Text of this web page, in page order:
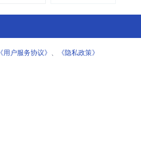
《用户服务协议》 、 《隐私政策》